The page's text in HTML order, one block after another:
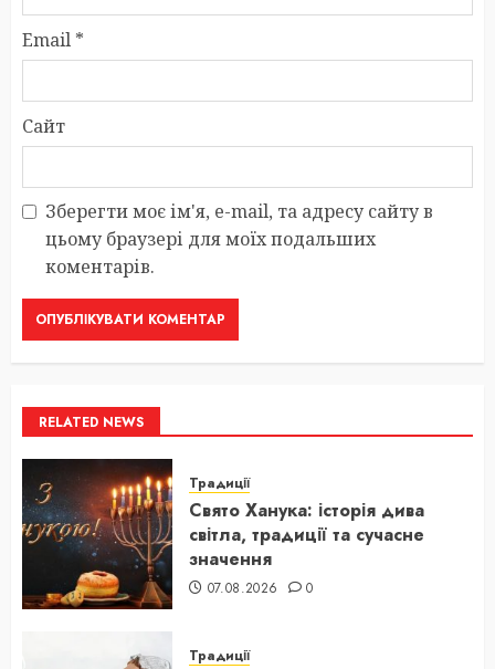
Email *
Сайт
Зберегти моє ім'я, e-mail, та адресу сайту в
цьому браузері для моїх подальших
коментарів.
RELATED NEWS
Традиції
Свято Ханука: історія дива
світла, традиції та сучасне
значення
07.08.2026 0
Традиції